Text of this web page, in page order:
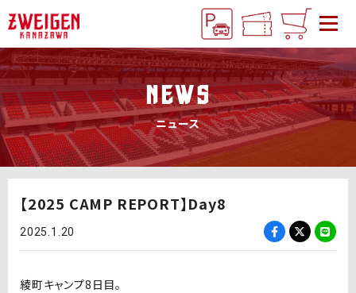
NEWS
ニュース
【2025 CAMP REPORT】Day8
2025.1.20
綾町キャンプ8日目。